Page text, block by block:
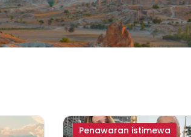
Penawaran istimewa